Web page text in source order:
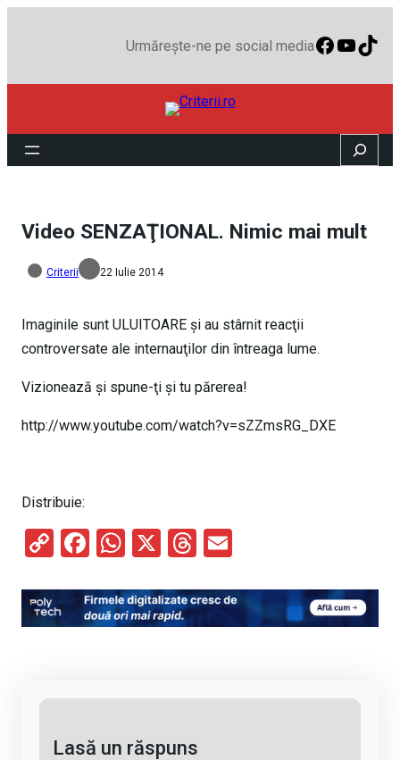
Urmărește-ne pe social media
Search
Video SENZAŢIONAL. Nimic mai mult
Criterii 22 Iulie 2014
Imaginile sunt ULUITOARE şi au stârnit reacţii
controversate ale internauţilor din întreaga lume.
Vizionează şi spune-ţi şi tu părerea!
http://www.youtube.com/watch?v=sZZmsRG_DXE
Distribuie:
C
py
Li
F
ce
b
W
at
s
X
T
e
a
ail
Lasă un răspuns